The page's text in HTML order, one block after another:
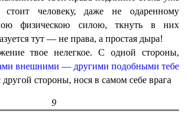
стоит человеку, даже не одаренному
физическою силою, ткнуть в них
тут — не права, а простая дыра!
твое нелегкое. С одной стороны,
внешними — другими подобными тебе
другой стороны, нося в самом себе врага
9